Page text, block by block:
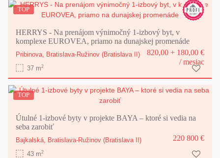
TOP
HERRYS - Na prenájom výnimočný 1-izbový byt, v
komplexe EUROVEA, priamo na dunajskej promenáde
Pribinova, Bratislava-Ružinov (Bratislava II)
37 m2
820,00 + 180,00 €
/ mesiac
TOP
Útulné 1-izbové byty v projekte BAYA – ktoré si vedia na
seba zarobiť
Bajkalská, Bratislava-Ružinov (Bratislava II)
43 m2
220 800 €